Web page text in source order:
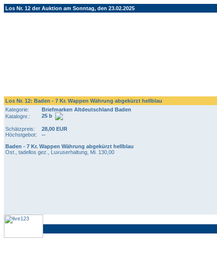
Los Nr. 12 der Auktion am Sonntag, den 23.02.2025
Los Nr. 12: Baden - 7 Kr. Wappen Währung abgekürzt hellblau
Kategorie:
Briefmarken Altdeutschland Baden
Katalognr.:
25 b
Schätzpreis:
28,00 EUR
Höchstgebot:
--
Baden - 7 Kr. Wappen Währung abgekürzt hellblau
Ost., tadellos gez., Luxuserhaltung, Mi. 130,00